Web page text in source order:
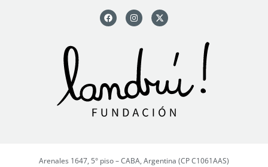
Arenales 1647, 5° piso – CABA, Argentina (CP C1061AAS)